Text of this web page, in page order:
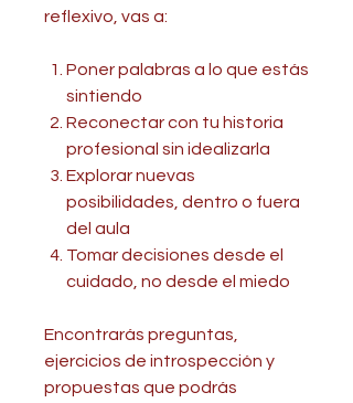
reflexivo, vas a:
Poner palabras a lo que estás
sintiendo
Reconectar con tu historia
profesional sin idealizarla
Explorar nuevas
posibilidades, dentro o fuera
del aula
Tomar decisiones desde el
cuidado, no desde el miedo
Encontrarás preguntas,
ejercicios de introspección y
propuestas que podrás